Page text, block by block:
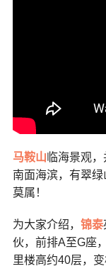
马鞍山 临海景观
南面海滨，有翠
莫属！
为大家介绍， 锦泰
伙，前排A至G座
里楼高约40层，